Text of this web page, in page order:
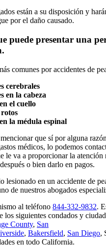
están a su disposición y
por el daño causado.
puede presentar una
comunes por accidentes de
cerebrales
en la cabeza
el cuello
rotos
la médula espinal
que sí por alguna
médicos, lo podemos
le va a proporcionar la atención
o bien darlo en pagos.
lesionado en un accidente de
de nuestros abogados
al teléfono 844-332-9832.
los siguientes condados y
County, San
, Bakersfield, San Diego,
en todo California.